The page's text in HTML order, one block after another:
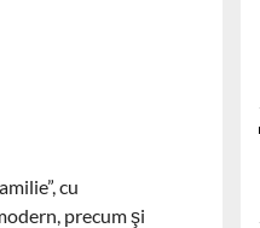
cu
precum şi